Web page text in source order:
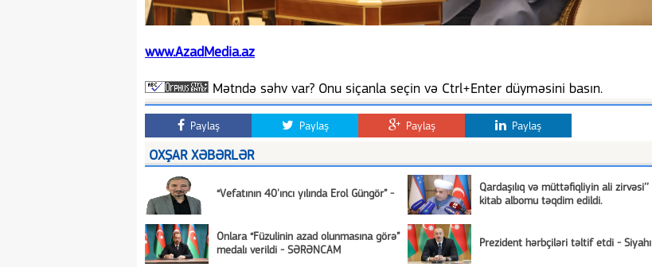
www.AzadMedia.az
Mətndə səhv var? Onu siçanla seçin və Ctrl+Enter düyməsini basın.
Paylaş Paylaş Paylaş Paylaş
OXŞAR XƏBƏRLƏR
“Vefatının 40'ıncı yılında Erol Güngör” -
Qardaşılıq və müttəfiqliyin ali zirvəsi’’
kitab albomu təqdim edildi.
Onlara “Füzulinin azad olunmasına görə”
medalı verildi - SƏRƏNCAM
Prezident hərbçiləri təltif etdi - Siyahı